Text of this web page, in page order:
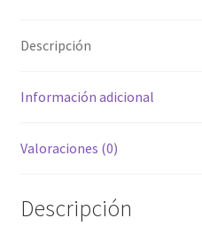
Descripción
Información adicional
Valoraciones (0)
Descripción